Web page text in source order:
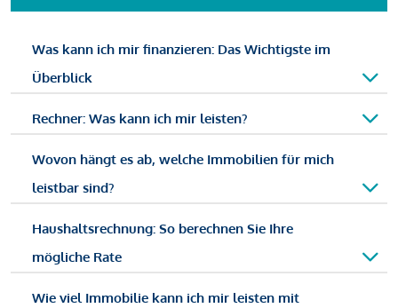
Was kann ich mir finanzieren: Das Wichtigste im
Überblick
Rechner: Was kann ich mir leisten?
Wovon hängt es ab, welche Immobilien für mich
leistbar sind?
Haushaltsrechnung: So berechnen Sie Ihre
mögliche Rate
Wie viel Immobilie kann ich mir leisten mit